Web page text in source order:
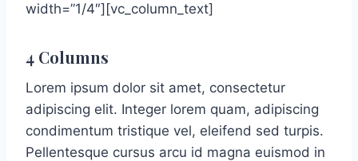
width=”1/4″][vc_column_text]
4 Columns
Lorem ipsum dolor sit amet, consectetur
adipiscing elit. Integer lorem quam, adipiscing
condimentum tristique vel, eleifend sed turpis.
Pellentesque cursus arcu id magna euismod in